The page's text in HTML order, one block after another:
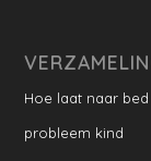
Hoe laat naar bed
probleem kind